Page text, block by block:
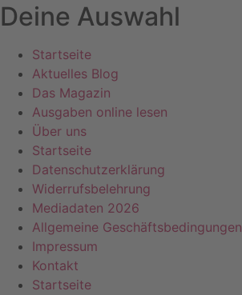
Deine Auswahl
Startseite
Aktuelles Blog
Das Magazin
Ausgaben online lesen
Über uns
Startseite
Datenschutzerklärung
Widerrufsbelehrung
Mediadaten 2026
Allgemeine Geschäftsbedingungen
Impressum
Kontakt
Startseite